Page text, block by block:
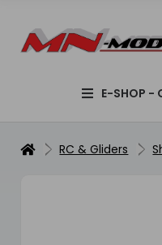
E-SHOP -
RC & Gliders